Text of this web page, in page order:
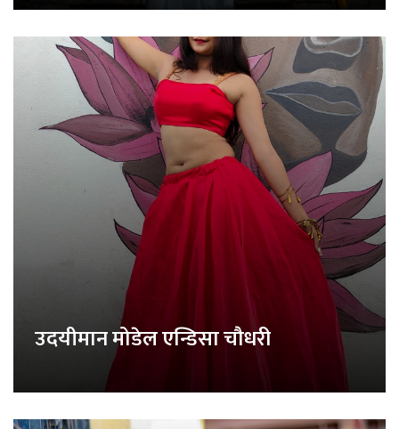
उदयीमान मोडेल एन्डिसा चौधरी